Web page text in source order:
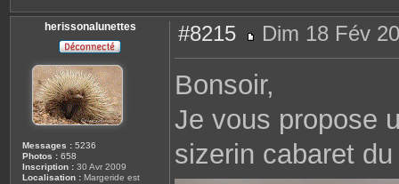
herissonalunettes
Messages : 5236
Photos : 658
Inscription : 30 Avr 2009
Localisation : Margeride est
#8215
e
s
Dim 18 Fév
Bonsoir,
Je vous propose
sizerin cabaret du